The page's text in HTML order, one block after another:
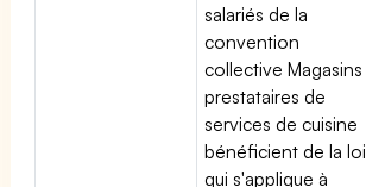
salariés de la
convention
collective Magasins
prestataires de
services de cuisine
bénéficient de la loi
qui s'applique à